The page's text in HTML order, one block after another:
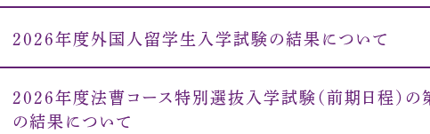
2026年度外国人留学生入学試験の結果について
2026年度法曹コース特別選抜入学試験（前期日程）の
の結果について